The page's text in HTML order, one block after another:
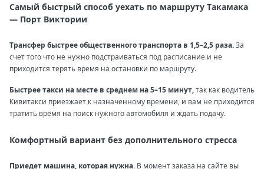
Самый быстрый способ уехать по маршруту Такамака
— Порт Виктории
Трансфер быстрее общественного транспорта в 1,5–2,5 раза.За
счет того что не нужно подстраиваться под расписание и не
приходится терять время на остановки по маршруту.
Быстрее такси на месте в среднем на 5–15 минут,так как водитель
Кивитакси приезжает к назначенному времени, и вам не приходится
тратить время на поиск нужного автомобиля и ждать подачу.
Комфортный вариант без дополнительного стресса
Приедет машина, которая нужна. В момент заказа на сайте вы